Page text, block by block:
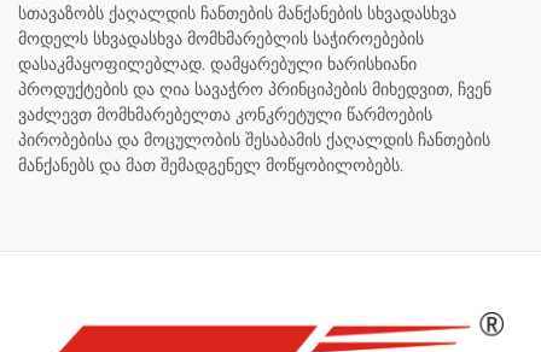
სთავაზობს ქაღალდის ჩანთების მანქანების სხვადასხვა
მოდელს სხვადასხვა მომხმარებლის საჭიროებების
დასაკმაყოფილებლად. დამყარებული ხარისხიანი
პროდუქტების და ღია სავაჭრო პრინციპების მიხედვით, ჩვენ
ვაძლევთ მომხმარებელთა კონკრეტული წარმოების
პირობებისა და მოცულობის შესაბამის ქაღალდის ჩანთების
მანქანებს და მათ შემადგენელ მოწყობილობებს.